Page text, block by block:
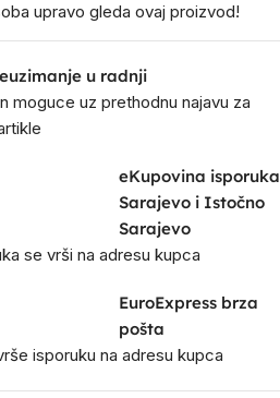
upravo gleda ovaj proizvod!
u radnji
moguce uz prethodnu najavu za
eKupovina isporuka
Sarajevo i Istočno
Sarajevo
se vrši na adresu kupca
EuroExpress brza
pošta
isporuku na adresu kupca